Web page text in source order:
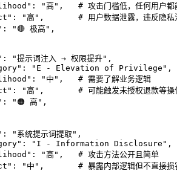
: "高" , # 攻击门槛低，任何用户都
: "高" , # 用户数据泄露，违反隐私
: "🔴 极高" ,
: "提示词注入 → 权限提升" ,
: "E - Elevation of Privilege" ,
: "中" , # 需要了解业务逻辑
: "高" , # 可能触发未授权
: "🟠 高" ,
: "系统提示词提取" ,
: "I - Information Disclosure" ,
: "高" , # 攻击方法公开且简单
: "中" , # 暴露内部逻辑但不直接损